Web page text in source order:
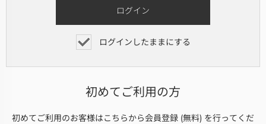
ログインしたままにする
初めてご利用の方
初めてご利用のお客様はこちらから会員登録 (無料) を行ってくだ